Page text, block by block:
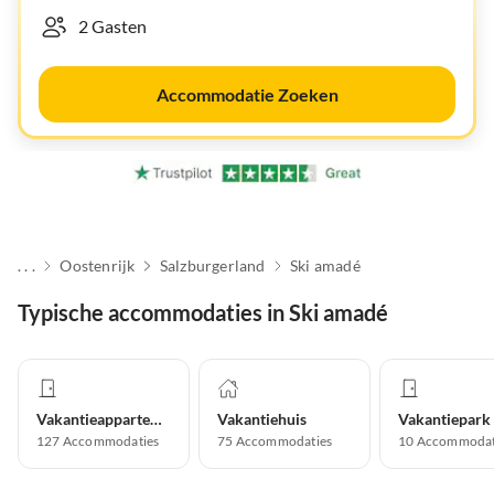
Accommodatie Zoeken
. . . Oostenrijk Salzburgerland Ski amadé
Typische accommodaties in Ski amadé
Vakantieappartement
127 Accommodaties
Vakantiehuis
75 Accommodaties
Vakantiepark
10